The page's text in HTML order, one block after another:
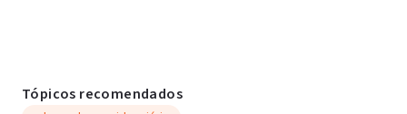
Tópicos recomendados